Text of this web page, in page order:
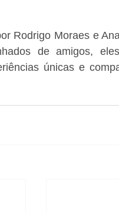
Rodrigo Moraes e
de amigos,
únicas e